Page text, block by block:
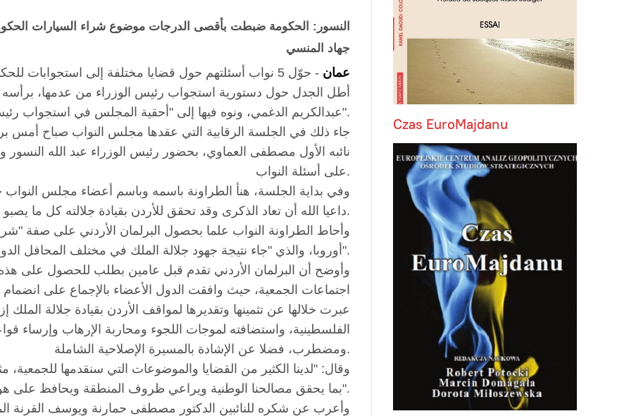
النسور: الحكومة ضبطت بأقصى الدرجات موضوع شراء السيارات
جهاد المنسي
عمان
- حوّل 5 نواب أسئلتهم حول قضايا مختلفة إلى
أطل الجدل حول دستورية استجواب رئيس الوزراء من عدمها، برأسه
عبدالكريم الدغمي، ونوه فيها إلى "أحقية المجلس في استجواب رئيس الحكومة".
جاء ذلك في الجلسة الرقابية التي عقدها مجلس النواب صباح أمس
نائبه الأول مصطفى العماوي، بحضور رئيس الوزراء عبد الله
على أسئلة النواب.
وفي بداية الجلسة، هنأ الطراونة باسمه وباسم أعضاء مجلس النواب
داعيا الله أن تعاد الذكرى وقد تحقق للأردن بقيادة جلالته كل ما يصبو إليه من تقدم ورفعة وازدهار.
وأحاط الطراونة النواب علما بحصول البرلمان الأردني على صفة
أوروبا، والذي "جاء نتيجة جهود جلالة الملك في مختلف المحافل الدولية ولعلاقاته الطيبة مع الدول كافة".
وأوضح أن البرلمان الأردني تقدم قبل عامين بطلب للحصول على
اجتماعات الجمعية، حيث وافقت الدول الأعضاء بالإجماع على انضمام
عبرت خلالها عن تثمينها وتقديرها لمواقف الأردن بقيادة جلالة الملك
الفلسطينية، واستضافته لموجات اللجوء ومحاربة الإرهاب وإرساء
ومضطرب، فضلا عن الإشادة بالمسيرة الإصلاحية الشاملة.
وقال: "لدينا الكثير من القضايا والموضوعات التي سنقدمها للجمعية،
بما يحقق مصالحنا الوطنية ويراعي ظروف المنطقة ويحافظ على هويتنا وتقاليدنا الوطنية".
وأعرب عن شكره للنائبين الدكتور مصطفى حمارنة ويوسف القرنة
Czas EuroMajdanu